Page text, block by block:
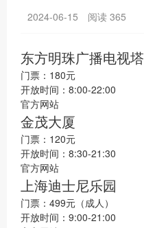
2024-06-15 阅读 365
东方明珠广播电视塔
门票：180元
开放时间：8:00-22:00
官方网站
金茂大厦
门票：120元
开放时间：8:30-21:30
官方网站
上海迪士尼乐园
门票：499元（成人）
开放时间：9:00-21:00